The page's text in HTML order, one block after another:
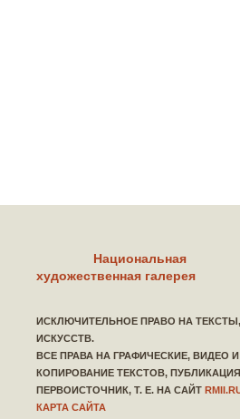
Национальная
художественная галерея
ИСКЛЮЧИТЕЛЬНОЕ ПРАВО НА
ИСКУССТВ.
ВСЕ ПРАВА НА ГРАФИЧЕСКИЕ,
КОПИРОВАНИЕ ТЕКСТОВ,
ПЕРВОИСТОЧНИК, Т. Е. НА САЙТ
КАРТА САЙТА